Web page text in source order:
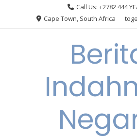
Call Us: +2782 444
Cape Town, South Africa